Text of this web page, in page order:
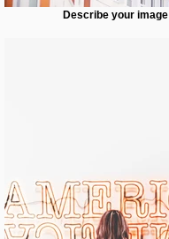
Describe your image